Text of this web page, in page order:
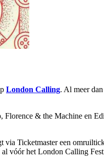
London Calling. Al meer
Florence & the Machine en
via Ticketmaster een
vóór het London Calling